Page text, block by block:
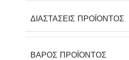
ΔΙΑΣΤΆΣΕΙΣ ΠΡΟΪΌΝΤΟΣ
ΒΆΡΟΣ ΠΡΟΪΌΝΤΟΣ